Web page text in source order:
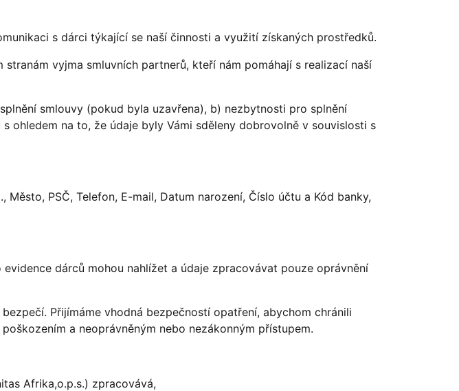
s dárci týkající se naší činnosti a využití získaných prostředků.
vyjma smluvních partnerů, kteří nám pomáhají s realizací naší
smlouvy (pokud byla uzavřena), b) nezbytnosti pro splnění
ohledem na to, že údaje byly Vámi sděleny dobrovolně v souvislosti s
PSČ, Telefon, E-mail, Datum narození, Číslo účtu a Kód banky,
dárců mohou nahlížet a údaje zpracovávat pouze oprávnění
Přijímáme vhodná bezpečností opatření, abychom chránili
a neoprávněným nebo nezákonným přístupem.
Afrika,o.p.s.) zpracovává,